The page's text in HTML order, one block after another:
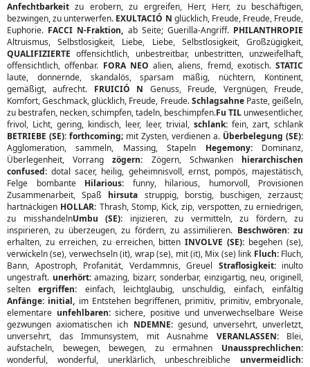
Anfechtbarkeit zu erobern, zu ergreifen, Herr, Herr, zu beschäftigen,
bezwingen, zu unterwerfen. EXULTACIÓ N glücklich, Freude, Freude, Freude,
Euphorie. FACCI N-Fraktion, ab Seite; Guerilla-Angriff. PHILANTHROPIE
Altruismus, Selbstlosigkeit, Liebe, Liebe, Selbstlosigkeit, Großzügigkeit,
QUALIFIZIERTE offensichtlich, unbestreitbar, unbestritten, unzweifelhaft,
offensichtlich, offenbar. FORA NEO alien, aliens, fremd, exotisch. STATIC
laute, donnernde, skandalös, sparsam mäßig, nüchtern, Kontinent,
gemäßigt, aufrecht. FRUICIÓ N Genuss, Freude, Vergnügen, Freude,
Komfort, Geschmack, glücklich, Freude, Freude.SchlagsahnePaste, geißeln,
zu bestrafen, necken, schimpfen, tadeln, beschimpfen.Fu TIL unwesentlicher,
frivol, Licht, gering, kindisch, leer, leer, trivial, schlank:fein, zart, schlank
BETRIEBE (SE): forthcoming; mit Zysten, verdienen a. Überbelegung (SE):
Agglomeration, sammeln, Massing, Stapeln Hegemony:Dominanz,
Überlegenheit, Vorrangzögern: Zögern, Schwanken hierarchischen
confused: dotal sacer, heilig, geheimnisvoll, ernst, pompös, majestätisch,
Felge bombante Hilarious: funny, hilarious, humorvoll, Provisionen
Zusammenarbeit, Spaß hirsuta struppig, borstig, buschigen, zerzaust;
hartnäckigen HOLLAR: Thrash, Stomp, Kick, zip, verspotten, zu erniedrigen,
zu misshandelnUmbu (SE): injizieren, zu vermitteln, zu fördern, zu
inspirieren, zu überzeugen, zu fördern, zu assimilieren. Beschwören: zu
erhalten, zu erreichen, zu erreichen, bittenINVOLVE (SE): begehen (se),
verwickeln (se), verwechseln (it), wrap (se), mit (it), Mix (se) link Fluch:Fluch,
Bann, Apostroph, Profanität, Verdammnis, Greuel Straflosigkeit:inulto
ungestraft. unerhört:amazing, bizarr, sonderbar, einzigartig, neu, originell,
seltenergriffen: einfach, leichtgläubig, unschuldig, einfach, einfältig
Anfänge: initial, im Entstehen begriffenen, primitiv, primitiv, embryonale,
elementare unfehlbaren:sichere, positive und unverwechselbare Weise
gezwungen axiomatischen ich NDEMNE:gesund, unversehrt, unverletzt,
unversehrt, das Immunsystem, mit Ausnahme VERANLASSEN:Blei,
aufstacheln, bewegen, bewegen, zu ermahnen Unaussprechlichen:
wonderful, wonderful, unerklärlich, unbeschreibliche unvermeidlich: